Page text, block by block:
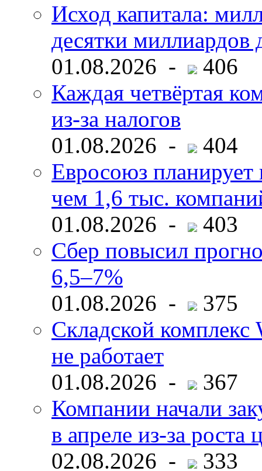
Исход капитала:
десятки миллиардов
01.08.2026 -
406
Каждая четвёртая
из-за налогов
01.08.2026 -
404
Евросоюз планирует
чем 1,6 тыс.
01.08.2026 -
403
Сбер повысил
6,5–7%
01.08.2026 -
375
Складской комплекс
не работает
01.08.2026 -
367
Компании начали
в апреле из-за роста
02.08.2026 -
333